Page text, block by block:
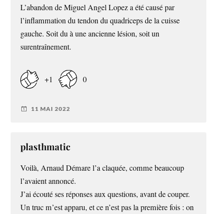
L’abandon de Miguel Angel Lopez a été causé par
l’inflammation du tendon du quadriceps de la cuisse
gauche. Soit du à une ancienne lésion, soit un
surentraînement.
+1 0
11 MAI 2022
plasthmatic
Voilà, Arnaud Démare l’a claquée, comme beaucoup
l’avaient annoncé.
J’ai écouté ses réponses aux questions, avant de couper.
Un truc m’est apparu, et ce n’est pas la première fois : on